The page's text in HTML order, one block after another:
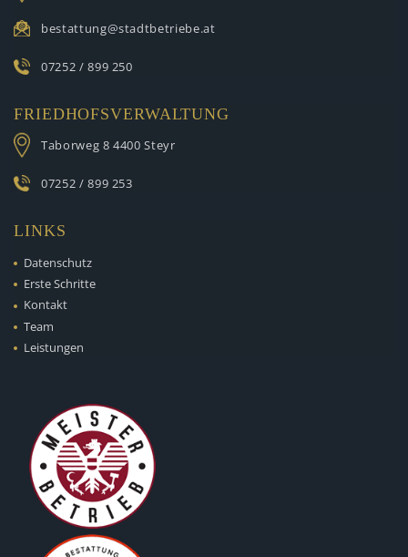
bestattung@stadtbetriebe.at
07252 / 899 250
FRIEDHOFSVERWALTUNG
Taborweg 8 4400 Steyr
07252 / 899 253
LINKS
Datenschutz
Erste Schritte
Kontakt
Team
Leistungen